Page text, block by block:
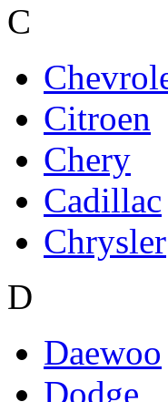
C
Citroen
Chery
Cadillac
Chrysler
D
Daewoo
Dodge